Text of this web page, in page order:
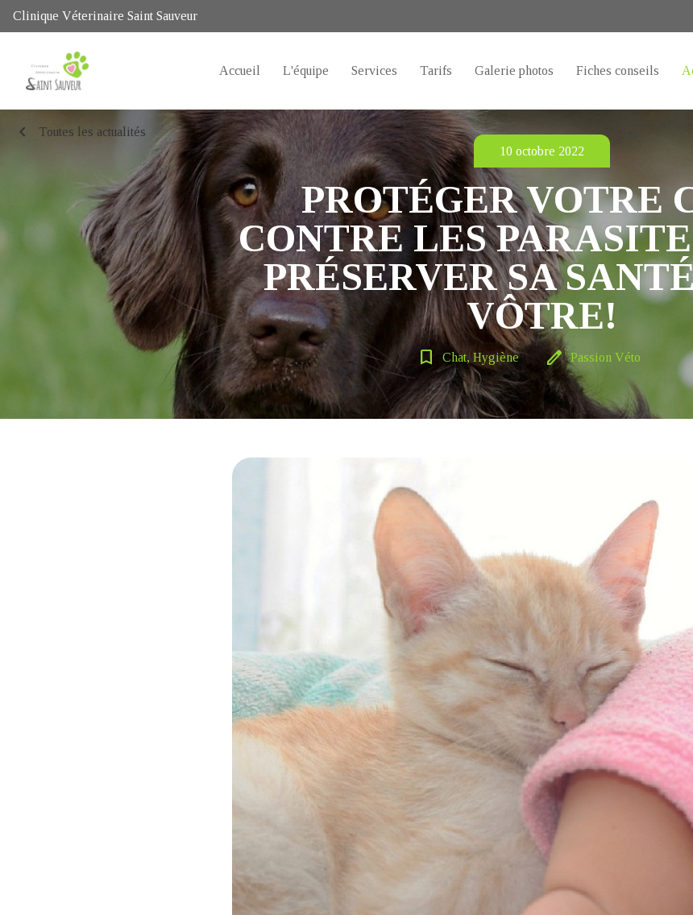
Clinique Véterinaire Saint Sauveur
Accueil L'équipe Services Tarifs Galerie photos Fiches conseils
chevron_left
Toutes les actualités
10 octobre 2022
PROTÉGER VOTRE
CONTRE LES
PRÉSERVER SA
VÔTRE!
bookmark_border Chat, Hygiène edit Passion Véto